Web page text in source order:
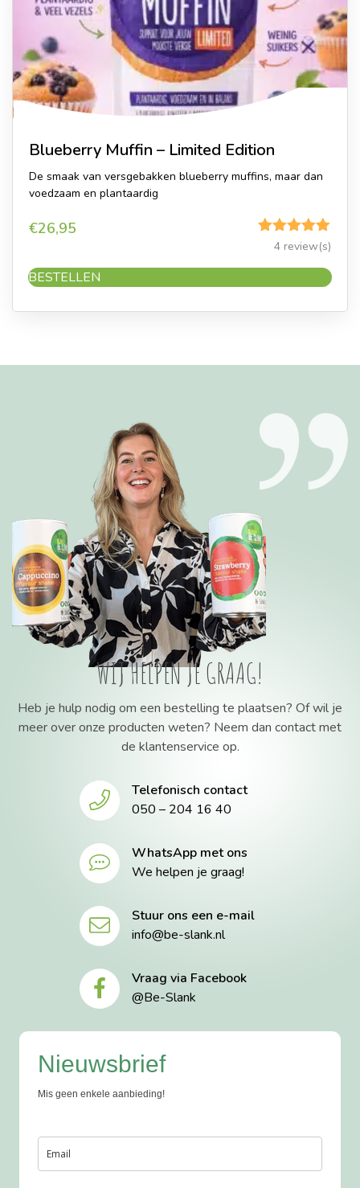
Blueberry Muffin – Limited Edition
De smaak van versgebakken blueberry muffins, maar dan
voedzaam en plantaardig
€26,95
Gewaardeerd
5.00
uit 5
4 review(s)
BESTELLEN
WIJ HELPEN JE GRAAG!
Heb je hulp nodig om een bestelling te plaatsen? Of wil je
meer over onze producten weten? Neem dan contact met
de klantenservice op.
Telefonisch contact
050 – 204 16 40
WhatsApp met ons
We helpen je graag!
Stuur ons een e-mail
info@be-slank.nl
Vraag via Facebook
@Be-Slank
Nieuwsbrief
Mis geen enkele aanbieding!